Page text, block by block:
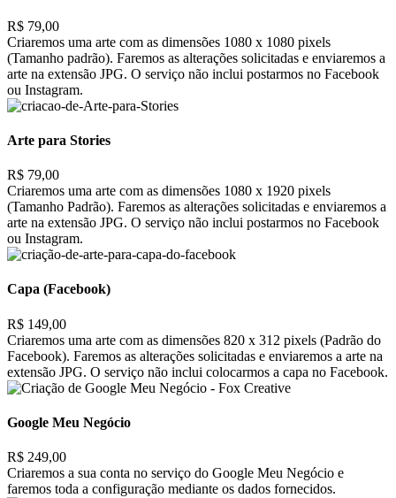
R$ 79,00
Criaremos uma arte com as dimensões 1080 x 1080 pixels
(Tamanho padrão). Faremos as alterações solicitadas e enviaremos a
arte na extensão JPG. O serviço não inclui postarmos no Facebook
ou Instagram.
Arte para Stories
R$ 79,00
Criaremos uma arte com as dimensões 1080 x 1920 pixels
(Tamanho Padrão). Faremos as alterações solicitadas e enviaremos a
arte na extensão JPG. O serviço não inclui postarmos no Facebook
ou Instagram.
Capa (Facebook)
R$ 149,00
Criaremos uma arte com as dimensões 820 x 312 pixels (Padrão do
Facebook). Faremos as alterações solicitadas e enviaremos a arte na
extensão JPG. O serviço não inclui colocarmos a capa no Facebook.
Google Meu Negócio
R$ 249,00
Criaremos a sua conta no serviço do Google Meu Negócio e
faremos toda a configuração mediante os dados fornecidos.